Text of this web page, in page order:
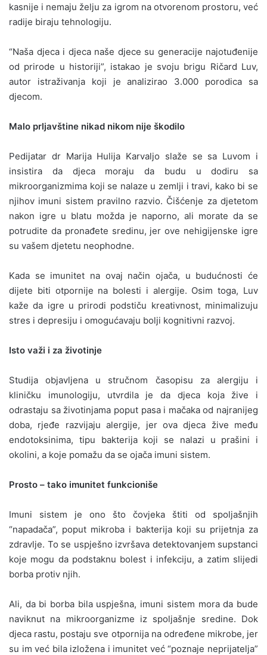
kasnije i nemaju želju za igrom na otvorenom prostoru, već
radije biraju tehnologiju.
“Naša djeca i djeca naše djece su generacije najotuđenije
od prirode u historiji”, istakao je svoju brigu Ričard Luv,
autor istraživanja koji je analizirao 3.000 porodica sa
djecom.
Malo prljavštine nikad nikom nije škodilo
Pedijatar dr Marija Hulija Karvaljo slaže se sa Luvom i
insistira da djeca moraju da budu u dodiru sa
mikroorganizmima koji se nalaze u zemlji i travi, kako bi se
njihov imuni sistem pravilno razvio. Čišćenje za djetetom
nakon igre u blatu možda je naporno, ali morate da se
potrudite da pronađete sredinu, jer ove nehigijenske igre
su vašem djetetu neophodne.
Kada se imunitet na ovaj način ojača, u budućnosti će
dijete biti otpornije na bolesti i alergije. Osim toga, Luv
kaže da igre u prirodi podstiču kreativnost, minimalizuju
stres i depresiju i omogućavaju bolji kognitivni razvoj.
Isto važi i za životinje
Studija objavljena u stručnom časopisu za alergiju i
kliničku imunologiju, utvrdila je da djeca koja žive i
odrastaju sa životinjama poput pasa i mačaka od najranijeg
doba, rjeđe razvijaju alergije, jer ova djeca žive među
endotoksinima, tipu bakterija koji se nalazi u prašini i
okolini, a koje pomažu da se ojača imuni sistem.
Prosto – tako imunitet funkcioniše
Imuni sistem je ono što čovjeka štiti od spoljašnjih
“napadača”, poput mikroba i bakterija koji su prijetnja za
zdravlje. To se uspješno izvršava detektovanjem supstanci
koje mogu da podstaknu bolest i infekciju, a zatim slijedi
borba protiv njih.
Ali, da bi borba bila uspješna, imuni sistem mora da bude
naviknut na mikroorganizme iz spoljašnje sredine. Dok
djeca rastu, postaju sve otpornija na određene mikrobe, jer
su im već bila izložena i imunitet već “poznaje neprijatelja”